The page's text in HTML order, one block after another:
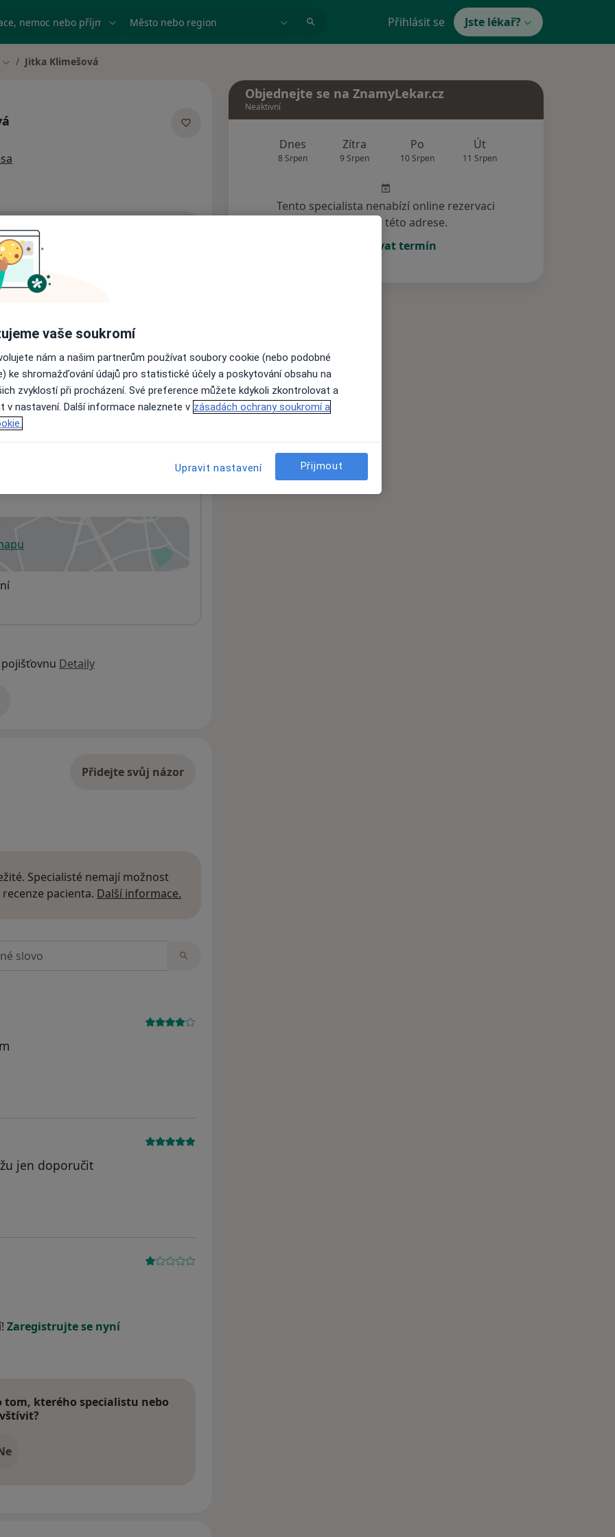
nemoc nebo příjmení Město nebo region Přihlásit se Jste lékař?
Změna města
Jitka Klimešová
nejsou k dispozici
informace o svých službách.
v nové záložce
Detaily
Přidejte svůj názor
Specialisté nemají možnost
pacienta. Další informace.
jen doporučit
Zaregistrujte se nyní
kterého specialistu nebo
Objednejte se na ZnamyLekar.cz
Neaktivní
Dnes
8 Srpen
Zítra
9 Srpen
Po
10 Srpen
Út
11 Srpen
Tento specialista nenabízí online rezervaci
termínu na této adrese.
Rezervovat termín
vaše soukromí
nám a našim partnerům používat soubory cookie (nebo podobné
ke shromažďování údajů pro statistické účely a poskytování obsahu na
zvyklostí při procházení. Své preference můžete kdykoli zkontrolovat a
v nastavení. Další informace naleznete v zásadách ochrany soukromí a
Upravit nastavení Přijmout